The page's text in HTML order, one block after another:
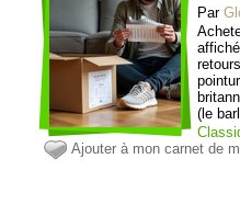
Par
(le
Ajouter à mon carnet de